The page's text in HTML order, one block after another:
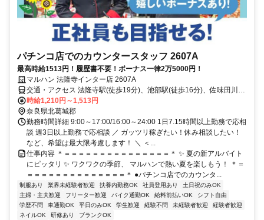
パチンコ店でのカウンタースタッフ 2607A
最高時給1513円！履歴書不要！ボーナス一律2万5000円！
マルハン 法隆寺インター店 2607A
交通・アクセス 法隆寺駅(徒歩19分)、池部駅(徒歩16分)、佐味田川駅
(徒歩13分)
時給1,210円～1,513円
奈良県北葛城郡
勤務時間詳細 9:00～17:00/16:00～24:00 1日7.15時間以上勤務で応相
談 週3日以上勤務で応相談 ／ ガッツリ稼ぎたい！休み相談したい！
など、希望は最大限考慮します！ ＼ ＜...
仕事内容 ＊＝＝＝＝＝＝＝＝＝＝＝＝＝＝＝＊ ✨ 夏の新アルバイト
にピッタリ ✨ ワクワクの季節、 マルハンで熱い夏を楽しもう！ ＊＝
＝＝＝＝＝＝＝＝＝＝＝＝＝＝＊ ●パチンコ店でのカウンタ...
制服あり 業界未経験者歓迎 扶養内勤務OK 社員登用あり
土日祝のみOK
主婦・主夫歓迎
フリーター歓迎 バイク通勤OK 給料前払いOK
シフト自由
学歴不問
車通勤OK 平日のみOK 学生歓迎 経験不問 未経験者歓迎
経験者歓迎
ネイルOK
研修あり ブランクOK